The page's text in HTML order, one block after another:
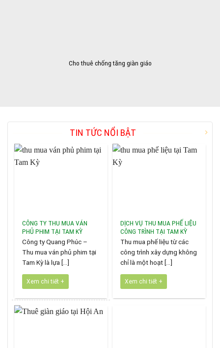
Cho thuê chống tăng giàn giáo
TIN TỨC NỔI BẬT
CÔNG TY THU MUA VÁN
PHỦ PHIM TẠI TAM KỲ
Công ty Quang Phúc –
Thu mua ván phủ phim tại
Tam Kỳ là lựa [...]
Xem chi tiết +
DỊCH VỤ THU MUA PHẾ LIỆU
CÔNG TRÌNH TẠI TAM KỲ
Thu mua phế liệu từ các
công trình xây dựng không
chỉ là một hoạt [...]
Xem chi tiết +